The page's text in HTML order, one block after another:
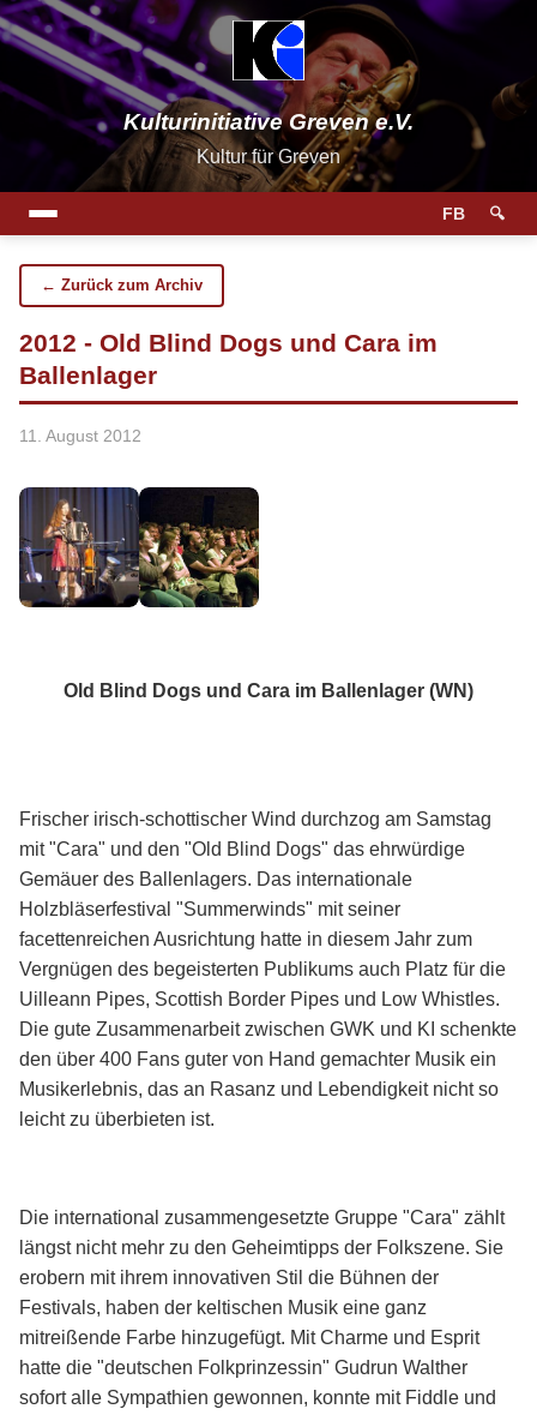
Kulturinitiative Greven e.V.
Kultur für Greven
FB 🔍
← Zurück zum Archiv
2012 - Old Blind Dogs und Cara im
Ballenlager
11. August 2012
Old Blind Dogs und Cara im Ballenlager (WN)
Frischer irisch-schottischer Wind durchzog am Samstag
mit "Cara" und den "Old Blind Dogs" das ehrwürdige
Gemäuer des Ballenlagers. Das internationale
Holzbläserfestival "Summerwinds" mit seiner
facettenreichen Ausrichtung hatte in diesem Jahr zum
Vergnügen des begeisterten Publikums auch Platz für die
Uilleann Pipes, Scottish Border Pipes und Low Whistles.
Die gute Zusammenarbeit zwischen GWK und KI schenkte
den über 400 Fans guter von Hand gemachter Musik ein
Musikerlebnis, das an Rasanz und Lebendigkeit nicht so
leicht zu überbieten ist.
Die international zusammengesetzte Gruppe "Cara" zählt
längst nicht mehr zu den Geheimtipps der Folkszene. Sie
erobern mit ihrem innovativen Stil die Bühnen der
Festivals, haben der keltischen Musik eine ganz
mitreißende Farbe hinzugefügt. Mit Charme und Esprit
hatte die "deutschen Folkprinzessin" Gudrun Walther
sofort alle Sympathien gewonnen, konnte mit Fiddle und